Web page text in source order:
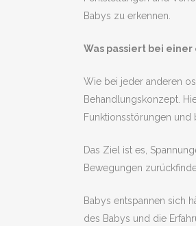
Babys zu erkennen.
Was passiert bei
Wie bei jeder anderen
Behandlungskonzept.
Funktionsstörungen und
Das Ziel ist es,
Bewegungen
Babys entspannen sich
des Babys und die